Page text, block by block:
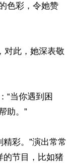
色彩，令她赞
对此，她深表敬
“当你遇到困
助。”
彩。”演出常常
的节目，比如猪